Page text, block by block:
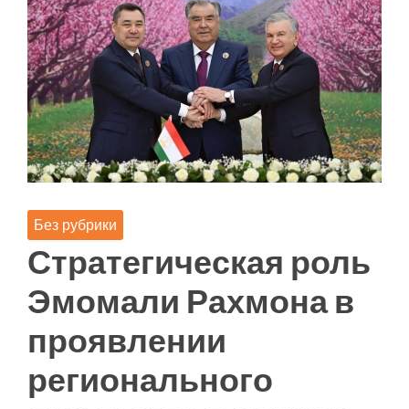
Без рубрики
Стратегическая роль
Эмомали Рахмона в
проявлении
регионального